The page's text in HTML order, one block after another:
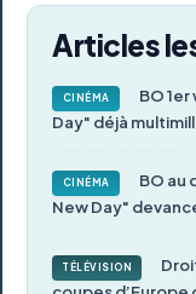
Articles
CINÉMA
BO
Day" déjà
CINÉMA
BO au
New Day"
TÉLÉVISION